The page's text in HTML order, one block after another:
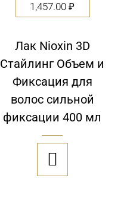
1,457.00 ₽
Лак Nioxin 3D
Стайлинг Объем и
Фиксация для
волос сильной
фиксации 400 мл
